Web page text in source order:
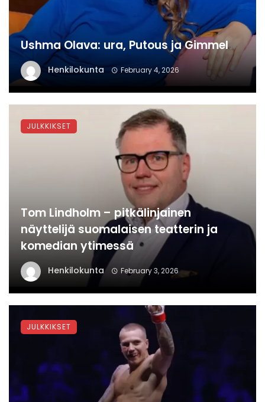
Ushma Olava: ura, Putous ja Gimmel
Henkilokunta February 4, 2026
Tom Lindholm – pitkälinjainen
näyttelijä suomalaisen teatterin ja
komedian ytimessä
Henkilokunta February 3, 2026
JULKKIKSET
JULKKIKSET